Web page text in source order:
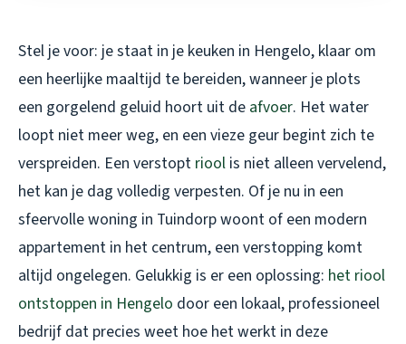
Stel je voor: je staat in je keuken in Hengelo, klaar om
een heerlijke maaltijd te bereiden, wanneer je plots
een gorgelend geluid hoort uit de afvoer. Het water
loopt niet meer weg, en een vieze geur begint zich te
verspreiden. Een verstopt riool is niet alleen vervelend,
het kan je dag volledig verpesten. Of je nu in een
sfeervolle woning in Tuindorp woont of een modern
appartement in het centrum, een verstopping komt
altijd ongelegen. Gelukkig is er een oplossing: het riool
ontstoppen in Hengelo door een lokaal, professioneel
bedrijf dat precies weet hoe het werkt in deze